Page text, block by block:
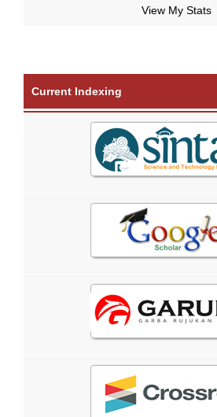
View My Stats
Current Indexing